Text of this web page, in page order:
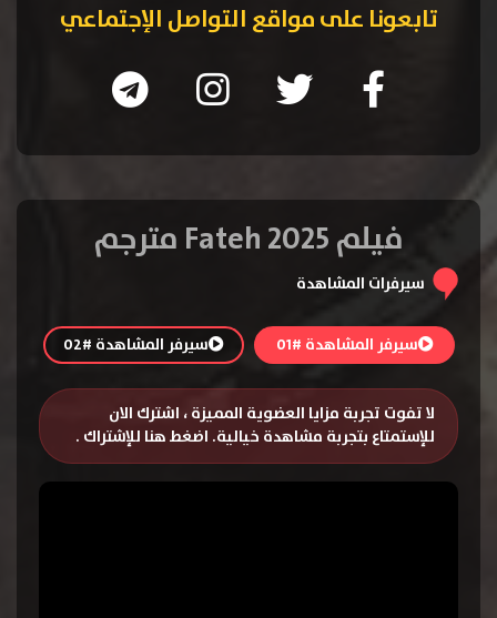
تابعونا على مواقع التواصل الإجتماعي
فيلم Fateh 2025 مترجم
سيرفرات المشاهدة
سيرفر المشاهدة #01 سيرفر المشاهدة #02
لا تفوت تجربة مزايا العضوية المميزة ، اشترك الان
للإستمتاع بتجربة مشاهدة خيالية. اضغط هنا للإشتراك .